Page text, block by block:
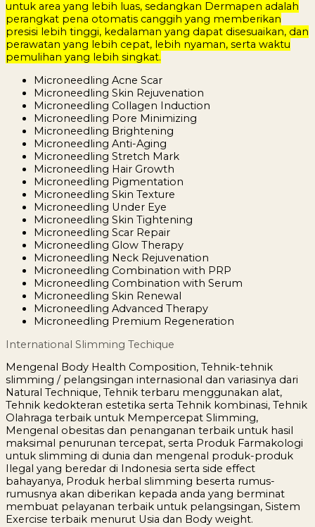
untuk area yang lebih luas, sedangkan Dermapen adalah
perangkat pena otomatis canggih yang memberikan
presisi lebih tinggi, kedalaman yang dapat disesuaikan, dan
perawatan yang lebih cepat, lebih nyaman, serta waktu
pemulihan yang lebih singkat.
Microneedling Acne Scar
Microneedling Skin Rejuvenation
Microneedling Collagen Induction
Microneedling Pore Minimizing
Microneedling Brightening
Microneedling Anti-Aging
Microneedling Stretch Mark
Microneedling Hair Growth
Microneedling Pigmentation
Microneedling Skin Texture
Microneedling Under Eye
Microneedling Skin Tightening
Microneedling Scar Repair
Microneedling Glow Therapy
Microneedling Neck Rejuvenation
Microneedling Combination with PRP
Microneedling Combination with Serum
Microneedling Skin Renewal
Microneedling Advanced Therapy
Microneedling Premium Regeneration
International Slimming Techique
Mengenal Body Health Composition, Tehnik-tehnik
slimming / pelangsingan internasional dan variasinya dari
Natural Technique, Tehnik terbaru menggunakan alat,
Tehnik kedokteran estetika serta Tehnik kombinasi, Tehnik
Olahraga terbaik untuk Mempercepat Slimming,
Mengenal obesitas dan penanganan terbaik untuk hasil
maksimal penurunan tercepat, serta Produk Farmakologi
untuk slimming di dunia dan mengenal produk-produk
Ilegal yang beredar di Indonesia serta side effect
bahayanya, Produk herbal slimming beserta rumus-
rumusnya akan diberikan kepada anda yang berminat
membuat pelayanan terbaik untuk pelangsingan, Sistem
Exercise terbaik menurut Usia dan Body weight.